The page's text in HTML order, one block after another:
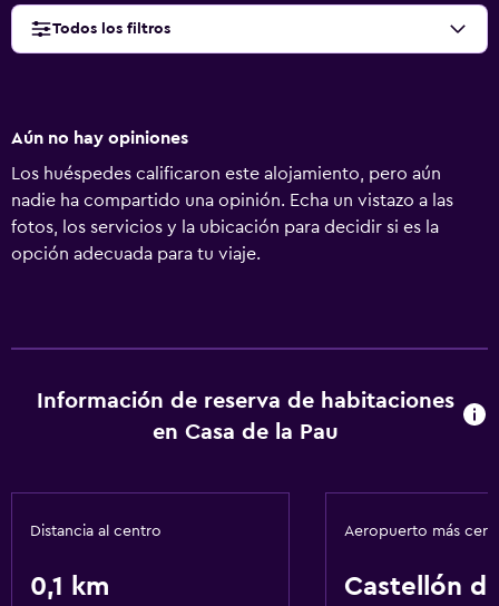
Todos los filtros
Aún no hay opiniones
Los huéspedes calificaron este alojamiento, pero aún
nadie ha compartido una opinión. Echa un vistazo a las
fotos, los servicios y la ubicación para decidir si es la
opción adecuada para tu viaje.
Información de reserva de habitaciones
en Casa de la Pau
Distancia al centro
0,1 km
Aeropuerto más
Castellón